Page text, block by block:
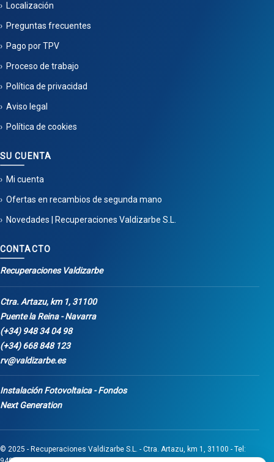
Localización
Preguntas frecuentes
Pago por TPV
Proceso de trabajo
Política de privacidad
Aviso legal
Política de cookies
SU CUENTA
Mi cuenta
Ofertas en recambios de segunda mano
Novedades | Recuperaciones Valdizarbe S.L.
CONTACTO
Recuperaciones Valdizarbe
Ctra. Artazu, km 1, 31100
Puente la Reina - Navarra
(+34) 948 34 04 98
(+34) 668 848 123
rv@valdizarbe.es
Instalación Fotovoltaica - Fondos
Next Generation
© 2025 - Recuperaciones Valdizarbe S.L. - Ctra. Artazu, km 1, 31100 - Tel: